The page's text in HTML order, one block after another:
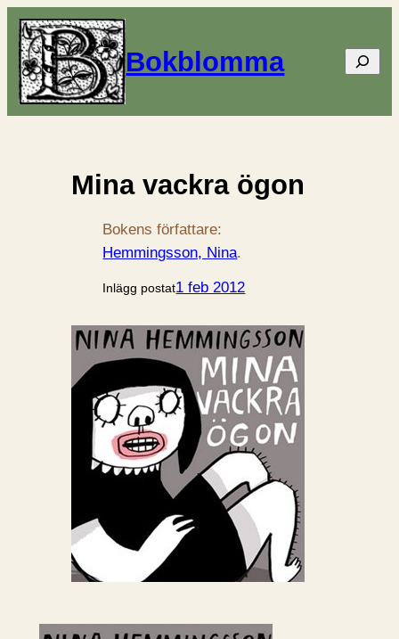
Bokblomma Sök
Mina vackra ögon
Bokens författare:
Hemmingsson, Nina.
Inlägg postat1 feb 2012